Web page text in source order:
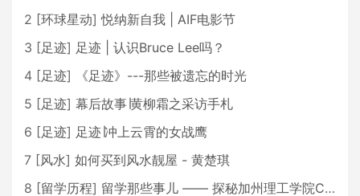
2 [环球星动] 悦纳新自我 | AIF电影节
3 [足迹] 足迹 | 认识Bruce Lee吗？
4 [足迹]
《足迹》---那些被遗忘的时光
5 [足迹] 幕后故事∣黄柳霜之采访手札
6 [足迹] 足迹∣冲上云霄的女战鹰
7 [风水] 如何买到风水靓屋 - 黄楚琪
8 [留学历程] 留学那些事儿 —— 探秘加州理工学院Caltech博士生活 [上集]